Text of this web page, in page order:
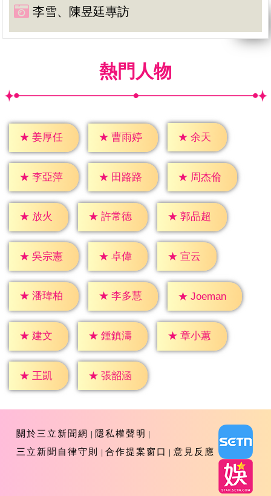
李雪、陳昱廷專訪
熱門人物
★ 姜厚任 ★ 曹雨婷 ★ 余天
★ 李亞萍 ★ 田路路 ★ 周杰倫
★ 放火 ★ 許常德 ★ 郭品超
★ 吳宗憲 ★ 卓偉 ★ 宣云
★ 潘瑋柏 ★ 李多慧 ★ Joeman
★ 建文 ★ 鍾鎮濤 ★ 章小蕙
★ 王凱 ★ 張韶涵
關於三立新聞網
隱私權聲明
三立新聞自律守則
合作提案窗口 意見反應